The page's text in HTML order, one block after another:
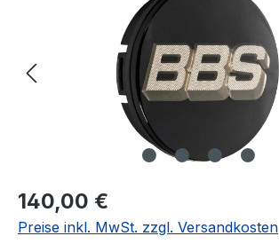
Regulärer Preis:
140,00 €
Preise inkl. MwSt. zzgl. Versandkosten